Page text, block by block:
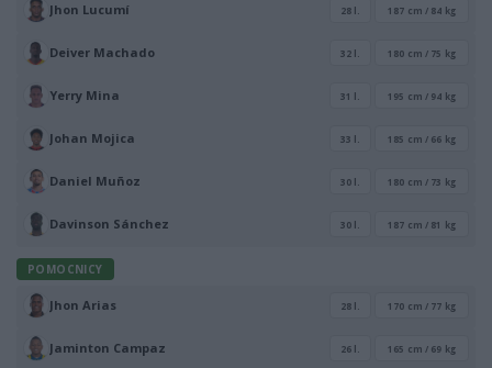
Jhon Lucumí 28 l. 187 cm / 84 kg
Deiver Machado 32 l. 180 cm / 75 kg
Yerry Mina 31 l. 195 cm / 94 kg
Johan Mojica 33 l. 185 cm / 66 kg
Daniel Muñoz 30 l. 180 cm / 73 kg
Davinson Sánchez 30 l. 187 cm / 81 kg
POMOCNICY
Jhon Arias 28 l. 170 cm / 77 kg
Jaminton Campaz 26 l. 165 cm / 69 kg